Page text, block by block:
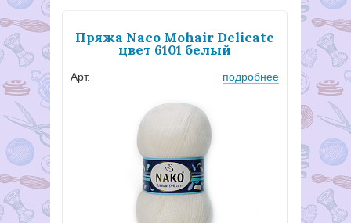
Пряжа Naco Mohair Delicate
цвет 6101 белый
Арт. подробнее